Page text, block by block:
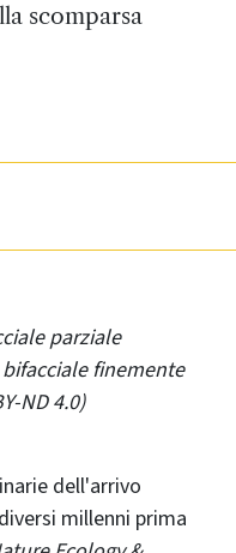
scomparsa
parziale
finemente
ND 4.0)
dell'arrivo
millenni prima